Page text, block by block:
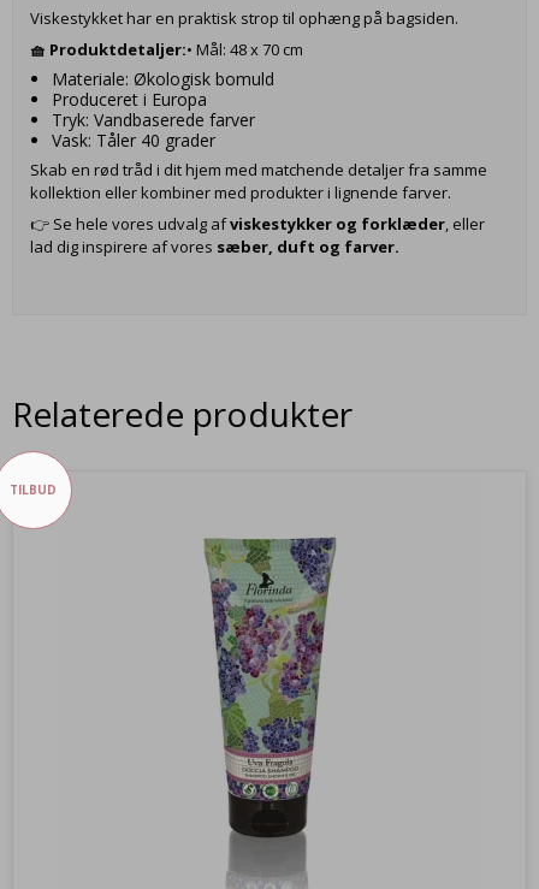
Viskestykket har en praktisk strop til ophæng på bagsiden.
🧺 Produktdetaljer:• Mål: 48 x 70 cm
Materiale: Økologisk bomuld
Produceret i Europa
Tryk: Vandbaserede farver
Vask: Tåler 40 grader
Skab en rød tråd i dit hjem med matchende detaljer fra samme
kollektion eller kombiner med produkter i lignende farver.
👉 Se hele vores udvalg afviskestykker og forklæder, eller
lad dig inspirere af vores sæber, duft og farver.
Relaterede produkter
TILBUD